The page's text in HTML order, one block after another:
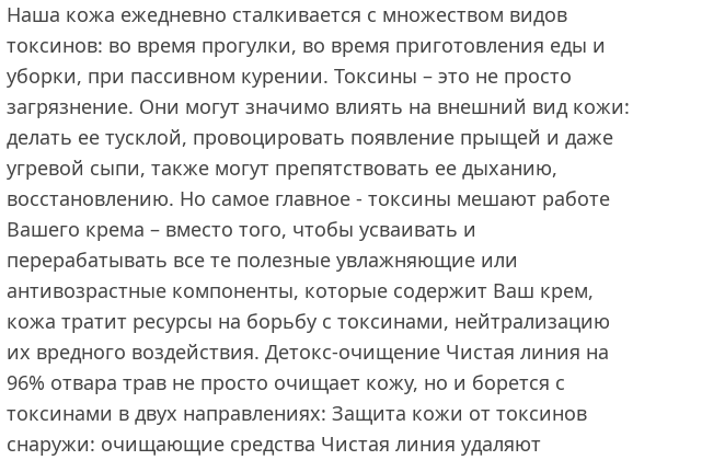
Наша кожа ежедневно сталкивается с множеством видов
токсинов: во время прогулки, во время приготовления еды и
уборки, при пассивном курении. Токсины – это не просто
загрязнение. Они могут значимо влиять на внешний вид кожи:
делать ее тусклой, провоцировать появление прыщей и даже
угревой сыпи, также могут препятствовать ее дыханию,
восстановлению. Но самое главное - токсины мешают работе
Вашего крема – вместо того, чтобы усваивать и
перерабатывать все те полезные увлажняющие или
антивозрастные компоненты, которые содержит Ваш крем,
кожа тратит ресурсы на борьбу с токсинами, нейтрализацию
их вредного воздействия. Детокс-очищение Чистая линия на
96% отвара трав не просто очищает кожу, но и борется с
токсинами в двух направлениях: Защита кожи от токсинов
снаружи: очищающие средства Чистая линия удаляют